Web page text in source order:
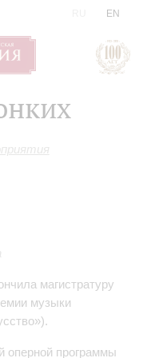
EN
магистратуру
музыки
оперной программы